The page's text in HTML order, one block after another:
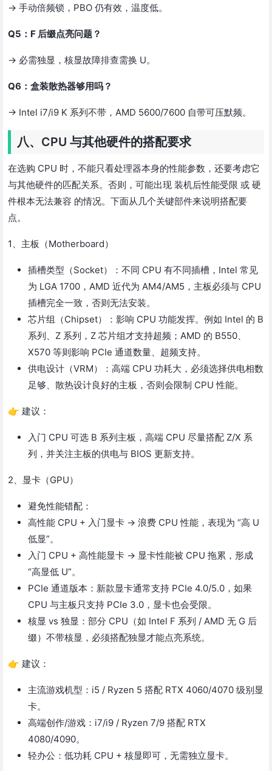
→ 手动倍频锁，PBO 仍有效，温度低。
Q5：F 后缀点亮问题？
→ 必需独显，核显故障排查需换 U。
Q6：盒装散热器够用吗？
→ Intel i7/i9 K 系列不带，AMD 5600/7600 自带可压默频。
八、CPU 与其他硬件的搭配要求
在选购 CPU 时，不能只看处理器本身的性能参数，还要考虑它
与其他硬件的匹配关系。否则，可能出现 装机后性能受限 或 硬
件根本无法兼容 的情况。下面从几个关键部件来说明搭配要
点。
1、主板（Motherboard）
插槽类型（Socket）：不同 CPU 有不同插槽，Intel 常见
为 LGA 1700，AMD 近代为 AM4/AM5，主板必须与 CPU
插槽完全一致，否则无法安装。
芯片组（Chipset）：影响 CPU 功能发挥。例如 Intel 的 B
系列、Z 系列，Z 芯片组才支持超频；AMD 的 B550、
X570 等则影响 PCIe 通道数量、超频支持。
供电设计（VRM）：高端 CPU 功耗大，必须选择供电相数
足够、散热设计良好的主板，否则会限制 CPU 性能。
👉 建议：
入门 CPU 可选 B 系列主板，高端 CPU 尽量搭配 Z/X 系
列，并关注主板的供电与 BIOS 更新支持。
2、显卡（GPU）
避免性能错配：
高性能 CPU + 入门显卡 → 浪费 CPU 性能，表现为 “高 U
低显”。
入门 CPU + 高性能显卡 → 显卡性能被 CPU 拖累，形成
“高显低 U”。
PCIe 通道版本：新款显卡通常支持 PCIe 4.0/5.0，如果
CPU 与主板只支持 PCIe 3.0，显卡也会受限。
核显 vs 独显：部分 CPU（如 Intel F 系列 / AMD 无 G 后
缀）不带核显，必须搭配独显才能点亮系统。
👉 建议：
主流游戏机型：i5 / Ryzen 5 搭配 RTX 4060/4070 级别显
卡。
高端创作/游戏：i7/i9 / Ryzen 7/9 搭配 RTX
4080/4090。
轻办公：低功耗 CPU + 核显即可，无需独立显卡。